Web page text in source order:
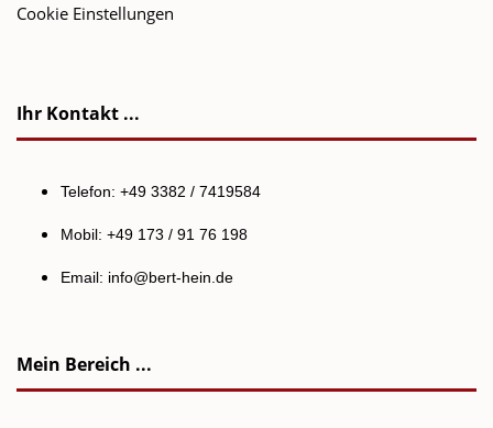
Cookie Einstellungen
Ihr Kontakt ...
Telefon: +49 3382 / 7419584
Mobil: +49 173 / 91 76 198
Email: info@bert-hein.de
Mein Bereich ...